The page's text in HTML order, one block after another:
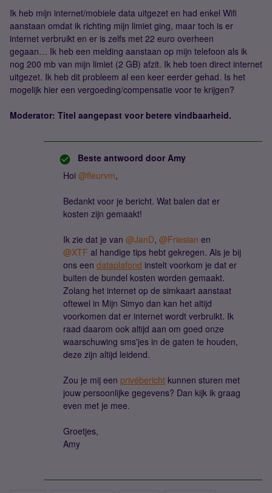
Ik heb mijn internet/mobiele data uitgezet en had enkel Wifi
aanstaan omdat ik richting mijn limiet ging, maar toch is er
internet verbruikt en er is zelfs met 22 euro overheen
gegaan… Ik heb een melding aanstaan op mijn telefoon als ik
nog 200 mb van mijn limiet (2 GB) afzit. Ik heb toen direct internet
uitgezet. Ik heb dit probleem al een keer eerder gehad. Is het
mogelijk hier een vergoeding/compensatie voor te krijgen?
Moderator: Titel aangepast voor betere vindbaarheid.
Beste antwoord door Amy
Hoi ​ @fleurvm,
Bedankt voor je bericht. Wat balen dat er
kosten zijn gemaakt!
Ik zie dat je van ​ @JanD, ​ @Friesian en ​
@XTF al handige tips hebt gekregen. Als je bij
ons een dataplafond instelt voorkom je dat er
buiten de bundel kosten worden gemaakt.
Zolang het internet op de simkaart aanstaat
oftewel in Mijn Simyo dan kan het altijd
voorkomen dat er internet wordt verbruikt. Ik
raad daarom ook altijd aan om goed onze
waarschuwing sms'jes in de gaten te houden,
deze zijn altijd leidend.
Zou je mij een privébericht kunnen sturen met
jouw persoonlijke gegevens? Dan kijk ik graag
even met je mee.
Groetjes,
Amy